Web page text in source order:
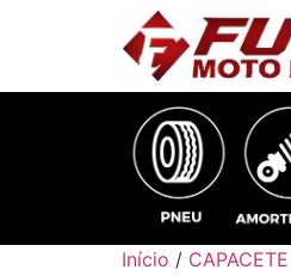
Início / CAPACETE